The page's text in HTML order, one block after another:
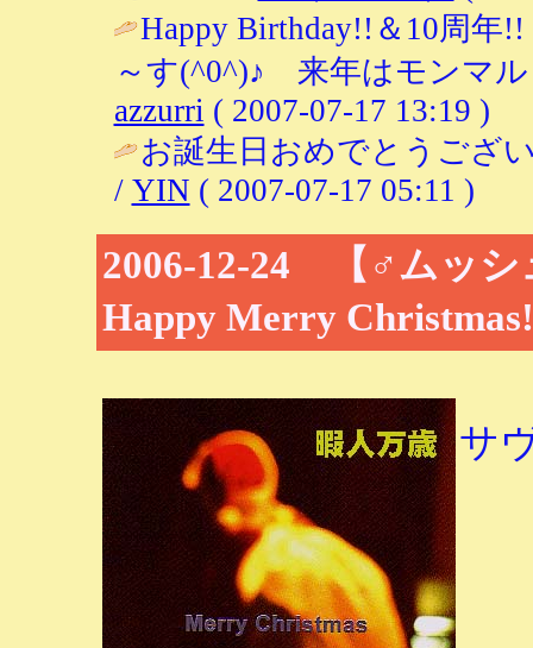
Happy Birthday!!＆10周
～す(^0^)♪ 来年はモンマ
azzurri ( 2007-07-17 13:19 )
お誕生日おめでとうござ
/ YIN ( 2007-07-17 05:11 )
2006-12-24 【♂ムッ
Happy Merry
サ